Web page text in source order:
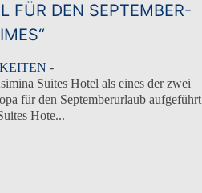
FÜR DEN SEPTEMBER-
-
Suites Hotel als eines der zwei
für den Septemberurlaub aufgeführt
Hote...